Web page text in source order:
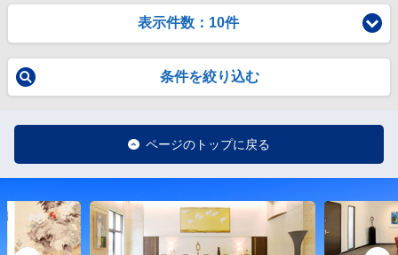
表示件数：10件
条件を絞り込む
ページのトップに戻る